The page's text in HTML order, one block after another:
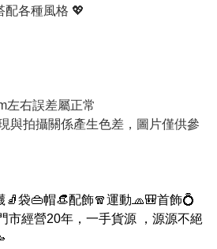
配各種風格 💖
左右誤差屬正常
與拍攝關係產生色差，圖片僅供參
袋👜帽👒配飾🧣運動🧢🎒首飾💍
經營20年，一手貨源 ，源源不絕